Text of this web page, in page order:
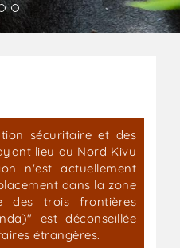
sécuritaire et des
lieu au Nord Kivu
n'est actuellement
dans la zone
des trois frontières
est déconseillée
étrangères.